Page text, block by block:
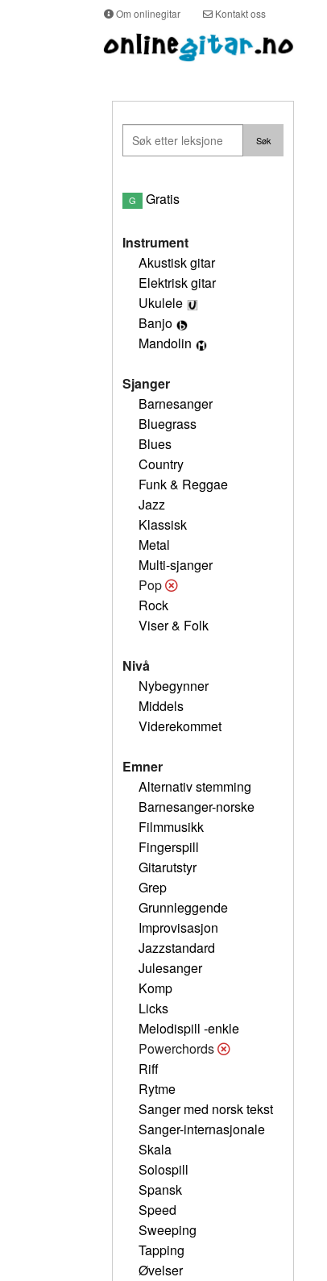
Om onlinegitar Kontakt oss
G Gratis
Instrument
Akustisk gitar
Elektrisk gitar
Ukulele
Banjo
Mandolin
Sjanger
Barnesanger
Bluegrass
Blues
Country
Funk & Reggae
Jazz
Klassisk
Metal
Multi-sjanger
Pop
Rock
Viser & Folk
Nivå
Nybegynner
Middels
Viderekommet
Emner
Alternativ stemming
Barnesanger-norske
Filmmusikk
Fingerspill
Gitarutstyr
Grep
Grunnleggende
Improvisasjon
Jazzstandard
Julesanger
Komp
Licks
Melodispill -enkle
Powerchords
Riff
Rytme
Sanger med norsk tekst
Sanger-internasjonale
Skala
Solospill
Spansk
Speed
Sweeping
Tapping
Øvelser